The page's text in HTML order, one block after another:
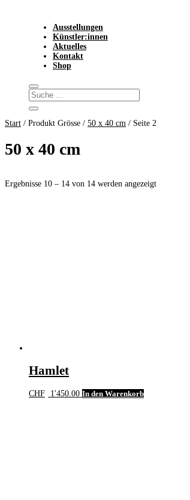
Ausstellungen
Künstler:innen
Aktuelles
Kontakt
Shop
Start / Produkt Grösse / 50 x 40 cm / Seite 2
50 x 40 cm
Ergebnisse 10 – 14 von 14 werden angezeigt
Hamlet
CHF 1'450.00 In den Warenkorb